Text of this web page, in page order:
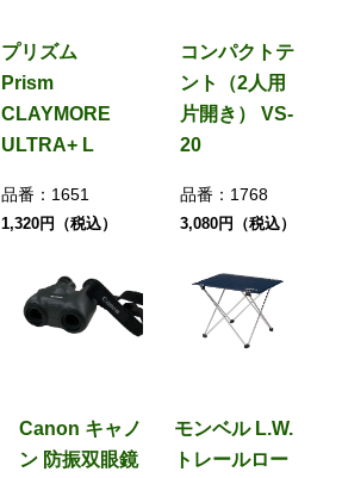
プリズム
Prism
CLAYMORE
ULTRA+ L
品番： 1651
1,320円（税込）
コンパクトテ
ント（2人用
片開き） VS-
20
品番： 1768
3,080円（税込）
Canon キャノ
ン 防振双眼鏡
モンベル L.W.
トレールロー